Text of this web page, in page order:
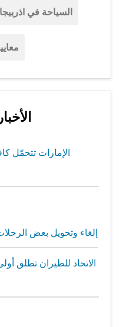
السياحة في
الإمارات تتحمّل
إلغاء وتحويل بعض
الاتحاد للطيران تطلق